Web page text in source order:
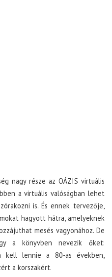
nagy része az OÁZIS virtuális
a virtuális valóságban lehet
is. És ennek tervezője,
hagyott hátra, amelyeknek
mesés vagyonához. De
a könyvben nevezik őket:
kell lennie a 80-as években,
a korszakért.